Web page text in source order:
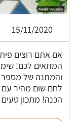
15/11/2020
אם אתם רוצים
המתאים לכם!
והמתנה של מספר
הכנה! מתכון